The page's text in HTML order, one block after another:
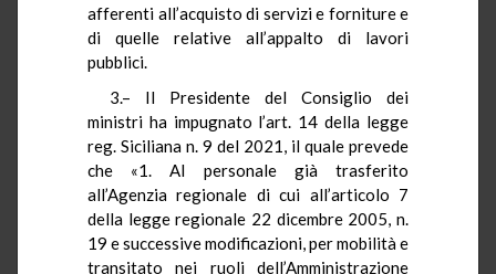
afferenti all’acquisto di servizi e forniture e
di quelle relative all’appalto di lavori
pubblici.
3.– Il Presidente del Consiglio dei
ministri ha impugnato l’art. 14 della legge
reg. Siciliana n. 9 del 2021, il quale prevede
che «1. Al personale già trasferito
all’Agenzia regionale di cui all’articolo 7
della legge regionale 22 dicembre 2005, n.
19 e successive modificazioni, per mobilità e
transitato nei ruoli dell’Amministrazione